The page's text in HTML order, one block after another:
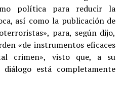
política para reducir la
así como la publicación de
para, según dijo,
«de instrumentos eficaces
crimen», visto que, a su
está completamente